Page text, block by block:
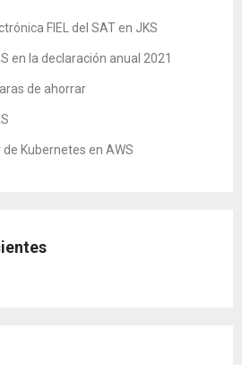
FIEL del SAT en JKS
en la declaración anual 2021
de ahorrar
Kubernetes en AWS